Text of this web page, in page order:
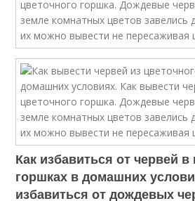
Как избавиться от червей
горшках в домашних
избавиться от дождевых